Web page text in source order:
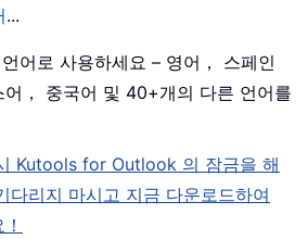
...
어로 사용하세요 – 영어， 스페인
어， 중국어 및 40+개의 다른 언어를
Kutools for Outlook 의 잠금을 해
다리지 마시고 지금 다운로드하여